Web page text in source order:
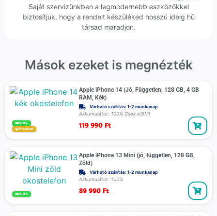
Saját szervizünkben a legmodernebb eszközökkel
biztosítjuk, hogy a rendelt készüléked hosszú ideig hű
társad maradjon.
Mások ezeket is megnézték
100%
Prémium
Apple iPhone 14 (Jó, Független, 128 GB, 4 GB
RAM, Kék)
Várható szállítás: 1-2 munkanap
Akkumulátor: 100% Csak eSIM!
119 990 Ft
100%
Apple iPhone 13 Mini (jó, független, 128 GB,
Zöld)
Várható szállítás: 1-2 munkanap
Akkumulátor: 100%
89 990 Ft